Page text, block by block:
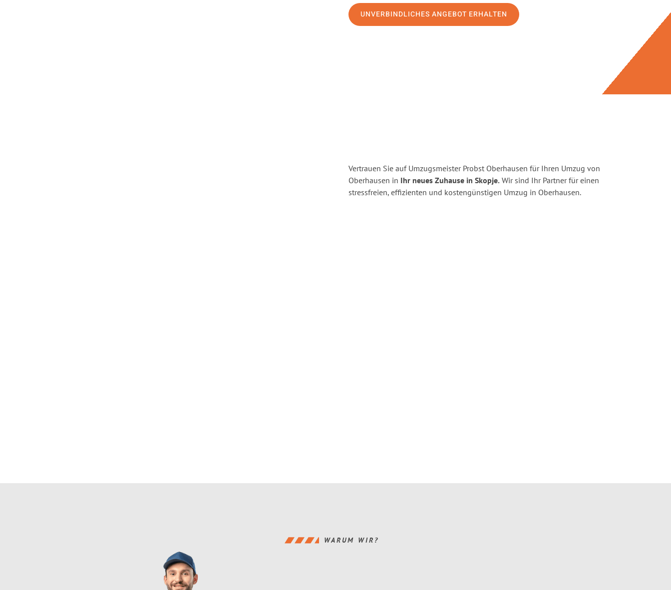
UNVERBINDLICHES ANGEBOT ERHALTEN
Vertrauen Sie auf Umzugsmeister Probst Oberhausen für Ihren Umzug von
Oberhausen in Ihr neues Zuhause in Skopje. Wir sind Ihr Partner für einen
stressfreien, effizienten und kostengünstigen Umzug in Oberhausen.
WARUM WIR?